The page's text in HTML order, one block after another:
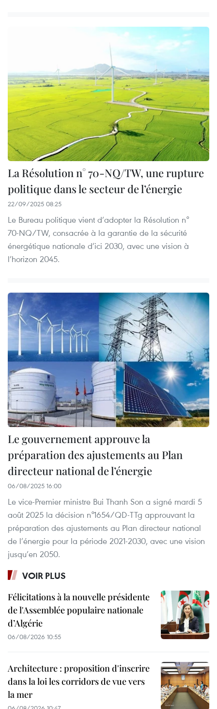
La Résolution n° 70‑NQ/TW, une rupture
politique dans le secteur de l’énergie
22/09/2025 08:25
Le Bureau politique vient d’adopter la Résolution n°
70‑NQ/TW, consacrée à la garantie de la sécurité
énergétique nationale d’ici 2030, avec une vision à
l’horizon 2045.
Le gouvernement approuve la
préparation des ajustements au Plan
directeur national de l’énergie
06/08/2025 16:00
Le vice-Premier ministre Bui Thanh Son a signé mardi 5
août 2025 la décision n°1654/QD-TTg approuvant la
préparation des ajustements au Plan directeur national
de l’énergie pour la période 2021-2030, avec une vision
jusqu’en 2050.
VOIR PLUS
Félicitations à la nouvelle présidente
de l'Assemblée populaire nationale
d’Algérie
06/08/2026 10:55
Architecture : proposition d'inscrire
dans la loi les corridors de vue vers
la mer